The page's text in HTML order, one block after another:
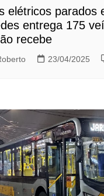
elétricos parados
entrega 175
recebe
23/04/2025